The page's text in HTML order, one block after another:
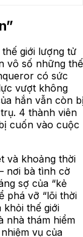
giới lượng tử
vô số những thế
có sức
vượt không
hắn vẫn còn
4 thành viên
cuốn vào cuộc
và khoảng thời
nơi bà tình cờ
sợ của “kẻ
phá vỡ “lõi thời
khỏi thế giới
nhà thám hiểm
vụ của